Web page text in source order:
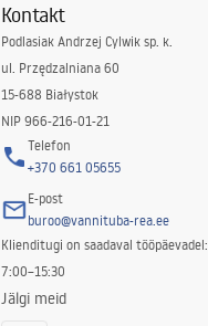
Kontakt
Podlasiak Andrzej Cylwik sp. k.
ul. Przędzalniana 60
15-688 Białystok
NIP 966-216-01-21
Telefon
+370 661 05655
E-post
buroo@vannituba-rea.ee
Klienditugi on saadaval tööpäevadel:
7:00–15:30
Jälgi meid